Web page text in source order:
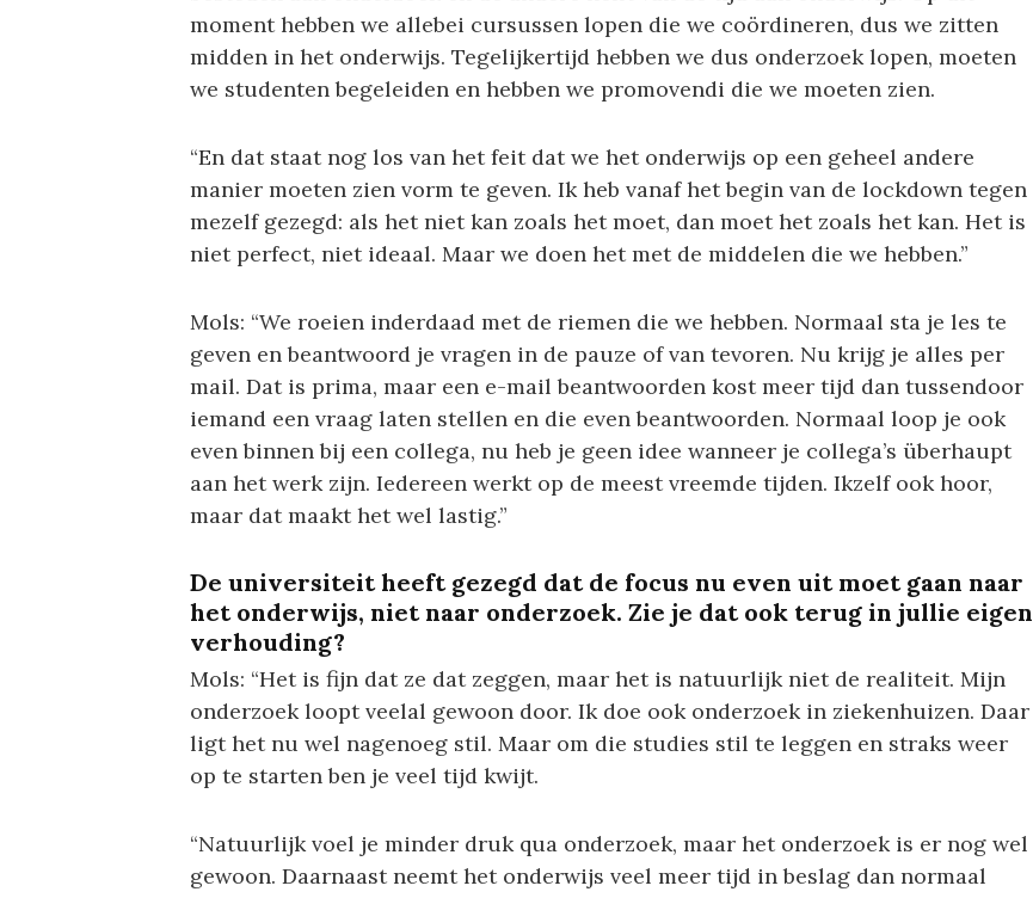
moment hebben we allebei cursussen lopen die we coördineren, dus we zitten
midden in het onderwijs. Tegelijkertijd hebben we dus onderzoek lopen, moeten
we studenten begeleiden en hebben we promovendi die we moeten zien.
“En dat staat nog los van het feit dat we het onderwijs op een geheel andere
manier moeten zien vorm te geven. Ik heb vanaf het begin van de lockdown tegen
mezelf gezegd: als het niet kan zoals het moet, dan moet het zoals het kan. Het is
niet perfect, niet ideaal. Maar we doen het met de middelen die we hebben.”
Mols: “We roeien inderdaad met de riemen die we hebben. Normaal sta je les te
geven en beantwoord je vragen in de pauze of van tevoren. Nu krijg je alles per
mail. Dat is prima, maar een e-mail beantwoorden kost meer tijd dan tussendoor
iemand een vraag laten stellen en die even beantwoorden. Normaal loop je ook
even binnen bij een collega, nu heb je geen idee wanneer je collega’s überhaupt
aan het werk zijn. Iedereen werkt op de meest vreemde tijden. Ikzelf ook hoor,
maar dat maakt het wel lastig.”
De universiteit heeft gezegd dat de focus nu even uit moet gaan naar
het onderwijs, niet naar onderzoek. Zie je dat ook terug in jullie eigen
verhouding?
Mols: “Het is fijn dat ze dat zeggen, maar het is natuurlijk niet de realiteit. Mijn
onderzoek loopt veelal gewoon door. Ik doe ook onderzoek in ziekenhuizen. Daar
ligt het nu wel nagenoeg stil. Maar om die studies stil te leggen en straks weer
op te starten ben je veel tijd kwijt.
“Natuurlijk voel je minder druk qua onderzoek, maar het onderzoek is er nog wel
gewoon. Daarnaast neemt het onderwijs veel meer tijd in beslag dan normaal